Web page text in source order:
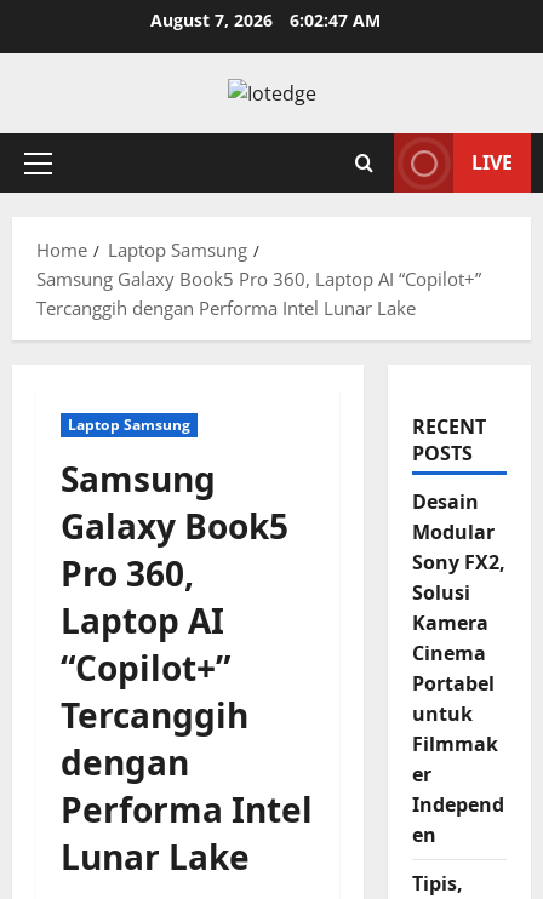
August 7, 2026 6:02:48 AM
Primary
LIVE
Home
Laptop Samsung
Samsung Galaxy Book5 Pro 360, Laptop AI “Copilot+”
Tercanggih dengan Performa Intel Lunar Lake
Laptop Samsung
Samsung
Galaxy Book5
Pro 360,
Laptop AI
“Copilot+”
Tercanggih
dengan
Performa Intel
Lunar Lake
RECENT
POSTS
Desain
Modular
Sony FX2,
Solusi
Kamera
Cinema
Portabel
untuk
Filmmak
er
Independ
en
Tipis,